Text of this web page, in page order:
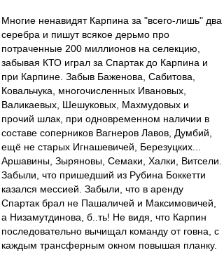
Многие ненавидят Карпина за "всего-лишь" два
серебра и пишут всякое дерьмо про
потраченные 200 миллионов на селекцию,
забывая КТО играл за Спартак до Карпина и
при Карпине. Забыв Баженова, Сабитова,
Ковальчука, многочисленных Ивановых,
Валикаевых, Шешуковых, Махмудовых и
прочий шлак, при одновременном наличии в
составе соперников Вагнеров Лавов, Думбий,
ещё не старых Игнашевичей, Березуцких...
Аршавины, Зыряновы, Семаки, Халки, Витсели.
Забыли, что пришедший из Рубина Боккетти
казался мессией. Забыли, что в аренду
Спартак брал не Пашаличей и Максимовичей,
а Низамутдинова, б..ть! Не видя, что Карпин
последовательно вычищал команду от говна, с
каждым трансферным окном повышая планку.